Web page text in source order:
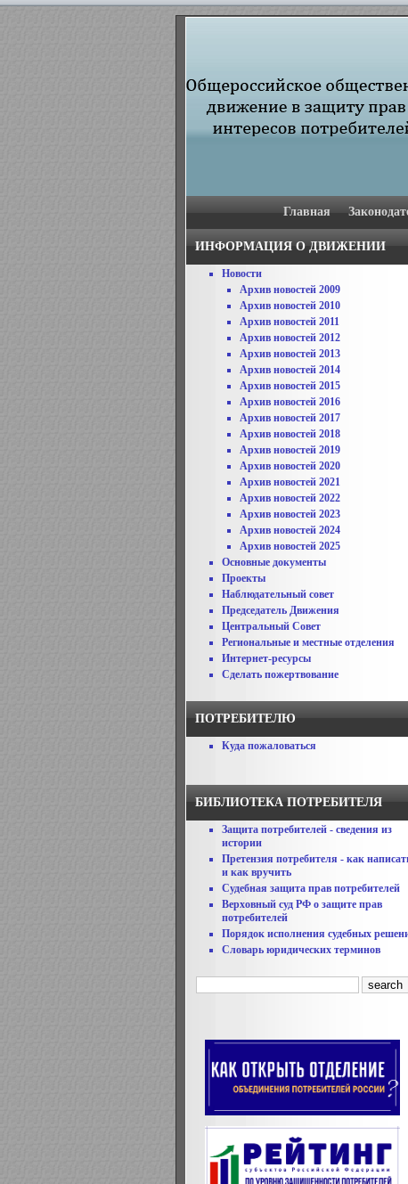
Главная
ИНФОРМАЦИЯ О ДВИЖЕНИИ
Новости
Архив новостей 2009
Архив новостей 2010
Архив новостей 2011
Архив новостей 2012
Архив новостей 2013
Архив новостей 2014
Архив новостей 2015
Архив новостей 2016
Архив новостей 2017
Архив новостей 2018
Архив новостей 2019
Архив новостей 2020
Архив новостей 2021
Архив новостей 2022
Архив новостей 2023
Архив новостей 2024
Архив новостей 2025
Основные документы
Проекты
Наблюдательный совет
Председатель Движения
Центральный Совет
Региональные и местные отделения
Интернет-ресурсы
Сделать пожертвование
ПОТРЕБИТЕЛЮ
Куда пожаловаться
БИБЛИОТЕКА ПОТРЕБИТЕЛЯ
Защита потребителей - сведения из
истории
Претензия потребителя - как
и как вручить
Судебная защита прав потребителей
Верховный суд РФ о защите прав
потребителей
Порядок исполнения судебных
Словарь юридических терминов